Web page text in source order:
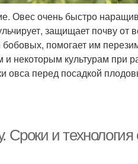
Овес очень быстро
защищает почву от
помогает им
и некоторым культурам при
овса перед посадкой
и